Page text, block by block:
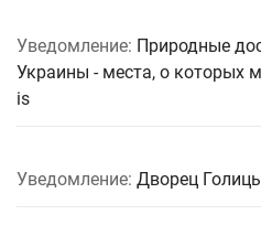
Уведомление: Природные
Украины - места, о которых
is
Уведомление: Дворец